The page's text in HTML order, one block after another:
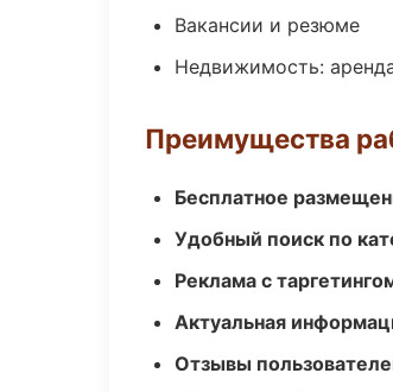
Вакансии и резюме
Недвижимость:
Преимущества
Бесплатное
Удобный поиск по
Реклама с
Актуальная
Отзывы